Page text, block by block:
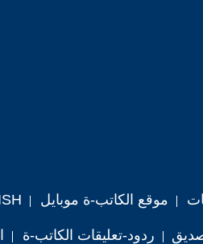
موقع الكاتب-ة موبايل
ردود-تعليقات الكاتب-ة